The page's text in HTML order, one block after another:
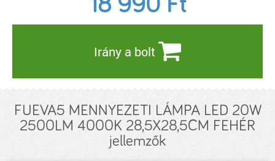
18 990 Ft
Irány a bolt
FUEVA5 MENNYEZETI LÁMPA LED 20W
2500LM 4000K 28,5X28,5CM FEHÉR
jellemzők